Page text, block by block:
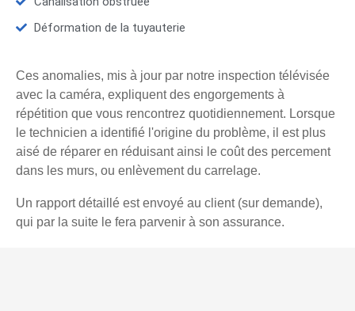
Déformation de la tuyauterie
Ces anomalies, mis à jour par notre inspection télévisée
avec la caméra, expliquent des engorgements à
répétition que vous rencontrez quotidiennement. Lorsque
le technicien a identifié l'origine du problème, il est plus
aisé de réparer en réduisant ainsi le coût des percement
dans les murs, ou enlèvement du carrelage.
Un rapport détaillé est envoyé au client (sur demande),
qui par la suite le fera parvenir à son assurance.